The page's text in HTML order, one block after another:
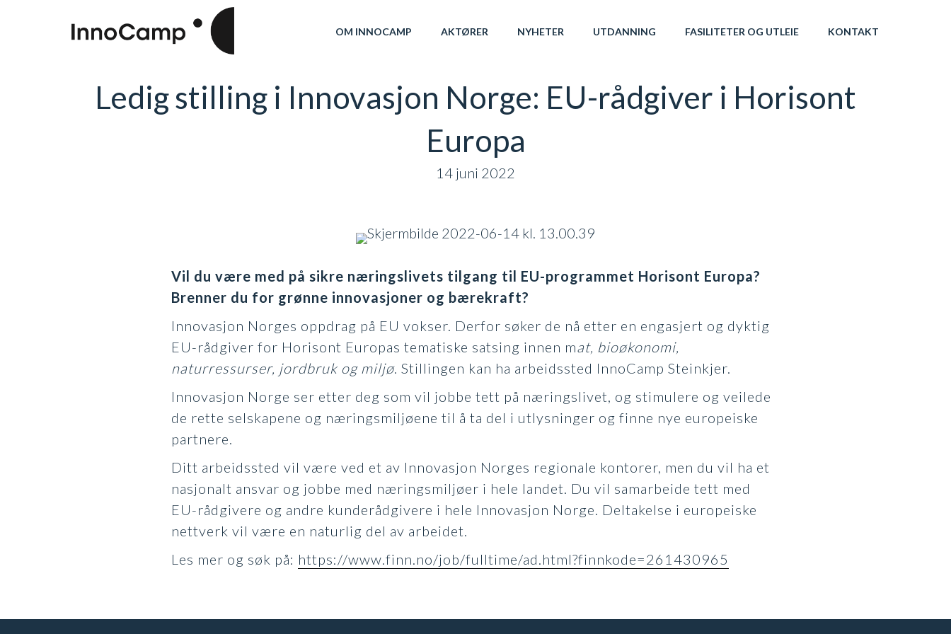
OM INNOCAMP AKTØRER NYHETER UTDANNING FASILITETER OG UTLEIE KONTAKT
Ledig stilling i Innovasjon Norge: EU-rådgiver i Horisont
Europa
14 juni 2022
Vil du være med på sikre næringslivets tilgang til EU-programmet Horisont Europa?
Brenner du for grønne innovasjoner og bærekraft?
Innovasjon Norges oppdrag på EU vokser. Derfor søker de nå etter en engasjert og dyktig
EU-rådgiver for Horisont Europas tematiske satsing innen mat, bioøkonomi,
naturressurser, jordbruk og miljø. Stillingen kan ha arbeidssted InnoCamp Steinkjer.
Innovasjon Norge ser etter deg som vil jobbe tett på næringslivet, og stimulere og veilede
de rette selskapene og næringsmiljøene til å ta del i utlysninger og finne nye europeiske
partnere.
Ditt arbeidssted vil være ved et av Innovasjon Norges regionale kontorer, men du vil ha et
nasjonalt ansvar og jobbe med næringsmiljøer i hele landet. Du vil samarbeide tett med
EU-rådgivere og andre kunderådgivere i hele Innovasjon Norge. Deltakelse i europeiske
nettverk vil være en naturlig del av arbeidet.
Les mer og søk på: https://www.finn.no/job/fulltime/ad.html?finnkode=261430965